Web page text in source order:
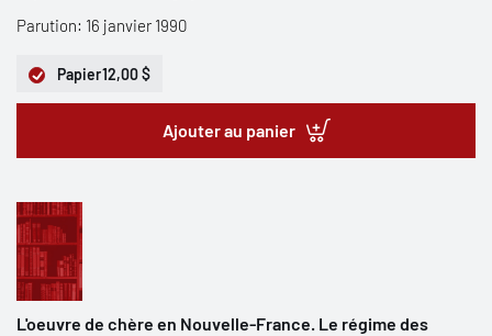
Parution: 16 janvier 1990
Papier12,00 $
Ajouter au panier
L'oeuvre de chère en Nouvelle-France. Le régime des